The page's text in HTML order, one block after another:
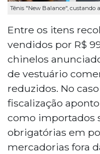
Tênis "New Balance", custando
Entre os itens
vendidos por R$
chinelos
de vestuário
reduzidos. No
fiscalização
como importados
obrigatórias em
mercadorias fora